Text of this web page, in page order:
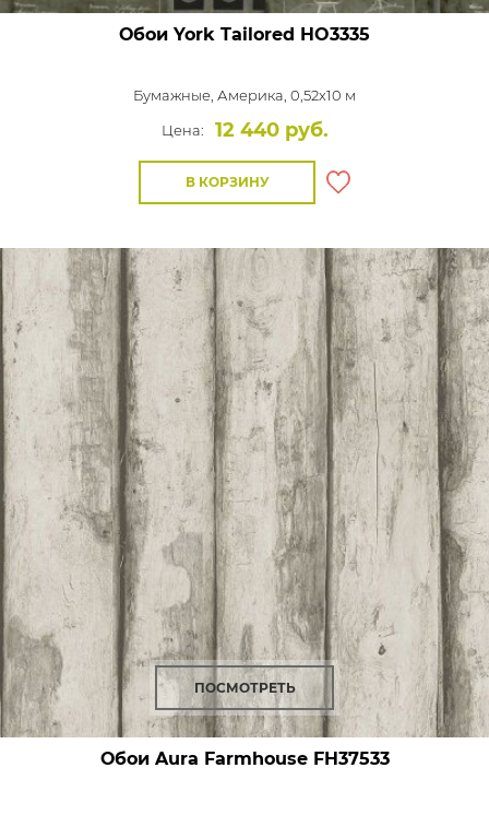
Обои York Tailored HO3335
Бумажные, Америка, 0,52x10 м
Цена:
12 440 руб.
В КОРЗИНУ
ПОСМОТРЕТЬ
Обои Aura FarmhouseFH37533